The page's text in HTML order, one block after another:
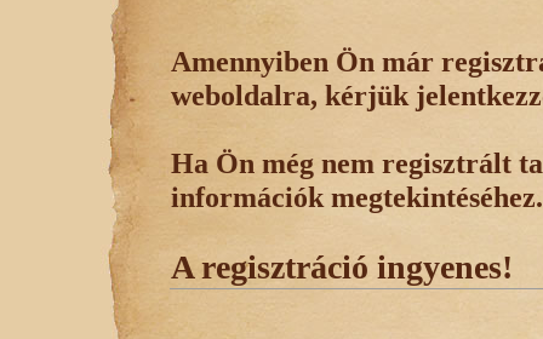
Amennyiben Ön már
weboldalra, kérjük
Ha Ön még nem regisztrált
információk megtekintéséhez.
A regisztráció ingyenes!